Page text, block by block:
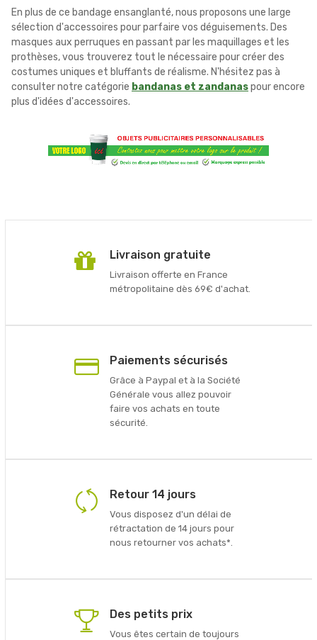
En plus de ce bandage ensanglanté, nous proposons une large
sélection d'accessoires pour parfaire vos déguisements. Des
masques aux perruques en passant par les maquillages et les
prothèses, vous trouverez tout le nécessaire pour créer des
costumes uniques et bluffants de réalisme. N'hésitez pas à
consulter notre catégorie bandanas et zandanaspour encore
plus d'idées d'accessoires.
Livraison gratuite
Livraison offerte en France
métropolitaine dès 69€ d'achat.
Paiements sécurisés
Grâce à Paypal et à la Société
Générale vous allez pouvoir
faire vos achats en toute
sécurité.
Retour 14 jours
Vous disposez d'un délai de
rétractation de 14 jours pour
nous retourner vos achats*.
Des petits prix
Vous êtes certain de toujours